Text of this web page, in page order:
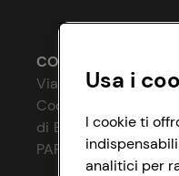
CONAD SOCIETÀ
Via Michelino, 59 |
Codice Fiscale e
di Bologna
PARTITA IVA
Usa i
I cookie ti
analitici per